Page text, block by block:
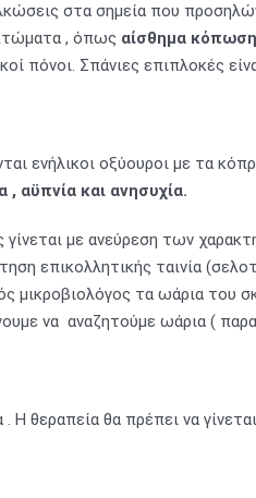
στα σημεία που
, όπως αίσθημα
πόνοι. Σπάνιες επιπλοκές
ενήλικοι οξύουροι με τα
αϋπνία και ανησυχία.
με ανεύρεση των
επικολλητικής ταινία
μικροβιολόγος τα ωάρια του
να αναζητούμε ωάρια (
Η θεραπεία θα πρέπει να γίνεται